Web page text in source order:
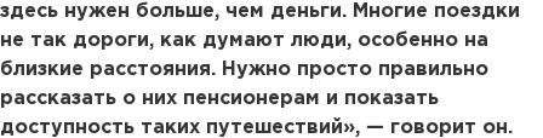
здесь нужен больше, чем деньги. Многие поездки
не так дороги, как думают люди, особенно на
близкие расстояния. Нужно просто правильно
рассказать о них пенсионерам и показать
доступность таких путешествий», — говорит он.